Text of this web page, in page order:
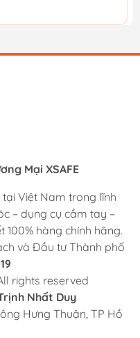
Mại XSAFE
Việt Nam trong lĩnh
– dụng cụ cầm tay –
hàng chính hãng.
và Đầu tư Thành phố
rights reserved
Nhất Duy
Hưng Thuận, TP Hồ